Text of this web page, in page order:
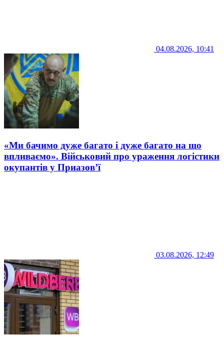
04.08.2026, 10:41
«Ми бачимо дуже багато і дуже багато на що
впливаємо». Військовий про ураження логістики
окупантів у Приазов’ї
03.08.2026, 12:49